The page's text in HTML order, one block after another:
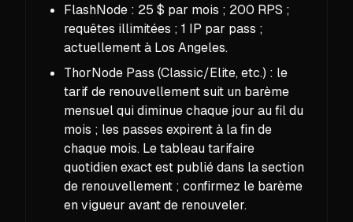
FlashNode : 25 $ par mois ; 200 RPS ;
requêtes illimitées ; 1 IP par pass ;
actuellement à Los Angeles.
ThorNode Pass (Classic/Elite, etc.) : le
tarif de renouvellement suit un barème
mensuel qui diminue chaque jour au fil du
mois ; les passes expirent à la fin de
chaque mois. Le tableau tarifaire
quotidien exact est publié dans la section
de renouvellement ; confirmez le barème
en vigueur avant de renouveler.